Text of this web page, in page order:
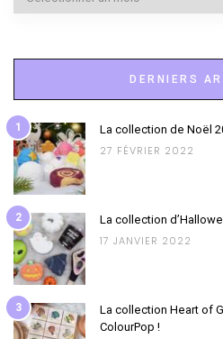
DERNIERS
1 La collection de Noël
27 FÉVRIER 2022
2 La collection
17 JANVIER 2022
3
La collection Heart of
ColourPop !